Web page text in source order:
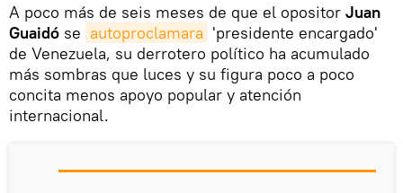
A poco más de seis meses de que el opositor Juan
Guaidó se autoproclamara 'presidente encargado'
de Venezuela, su derrotero político ha acumulado
más sombras que luces y su figura poco a poco
concita menos apoyo popular y atención
internacional.